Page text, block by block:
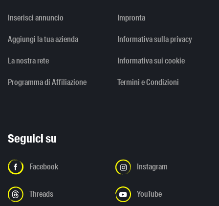
Inserisci annuncio
Aggiungi la tua azienda
La nostra rete
Programma di Affiliazione
Impronta
Informativa sulla privacy
Informativa sui cookie
Termini e Condizioni
Seguici su
Facebook Instagram
Threads YouTube